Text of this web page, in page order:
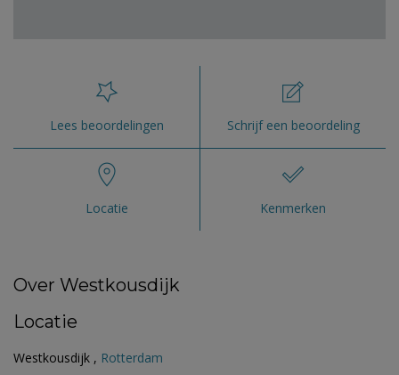
Lees beoordelingen Schrijf een beoordeling
Locatie Kenmerken
Over Westkousdijk
Locatie
Westkousdijk , Rotterdam